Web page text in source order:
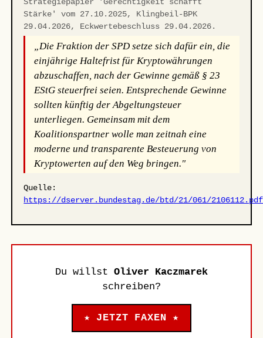
Stärke' vom 27.10.2025, Klingbeil-BPK
29.04.2026, Eckwertebeschluss 29.04.2026.
„Die Fraktion der SPD setze sich dafür ein, die
einjährige Haltefrist für Kryptowährungen
abzuschaffen, nach der Gewinne gemäß § 23
EStG steuerfrei seien. Entsprechende Gewinne
sollten künftig der Abgeltungsteuer
unterliegen. Gemeinsam mit dem
Koalitionspartner wolle man zeitnah eine
moderne und transparente Besteuerung von
Kryptowerten auf den Weg bringen."
Quelle:
https://dserver.bundestag.de/btd/21/061/2106112.pdf
Du willst Oliver Kaczmarek
schreiben?
★ JETZT FAXEN ★